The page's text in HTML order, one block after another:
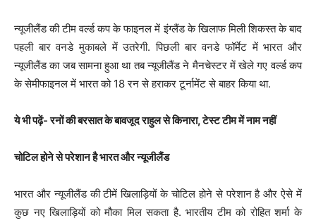
न्यूजीलैंड की टीम वर्ल्ड कप के फाइनल में इंग्लैंड के खिलाफ मिली शिकस्त के बाद
पहली बार वनडे मुकाबले में उतरेगी. पिछली बार वनडे फॉर्मेट में भारत और
न्यूजीलैंड का जब सामना हुआ था तब न्यूजीलैंड ने मैनचेस्टर में खेले गए वर्ल्ड कप
के सेमीफाइनल में भारत को 18 रन से हराकर टूर्नामेंट से बाहर किया था.
ये भी पढ़ें- रनों की बरसात के बावजूद राहुल से किनारा, टेस्ट टीम में नाम नहीं
चोटिल होने से परेशान है भारत और न्यूजीलैंड
भारत और न्यूजीलैंड की टीमें खिलाड़ियों के चोटिल होने से परेशान है और ऐसे में
कुछ नए खिलाड़ियों को मौका मिल सकता है. भारतीय टीम को रोहित शर्मा के